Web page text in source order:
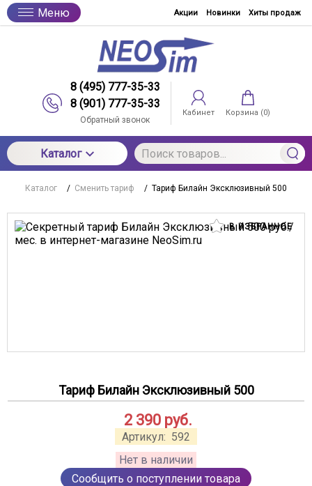
Меню Акции Новинки Хиты продаж
8 (495) 777-35-33
8 (901) 777-35-33
Обратный звонок
Кабинет Корзина (0)
Каталог
Каталог / Сменить тариф / Тариф Билайн Эксклюзивный 500
В ИЗБРАННОЕ
Тариф Билайн Эксклюзивный 500
Артикул: 592
Нет в наличии
Сообщить о поступлении товара
2 390 руб.